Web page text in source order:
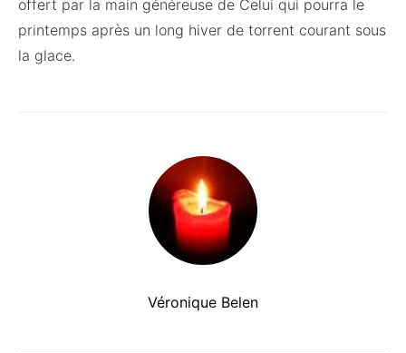
offert par la main généreuse de Celui qui pourra le
printemps après un long hiver de torrent courant sous
la glace.
Véronique Belen